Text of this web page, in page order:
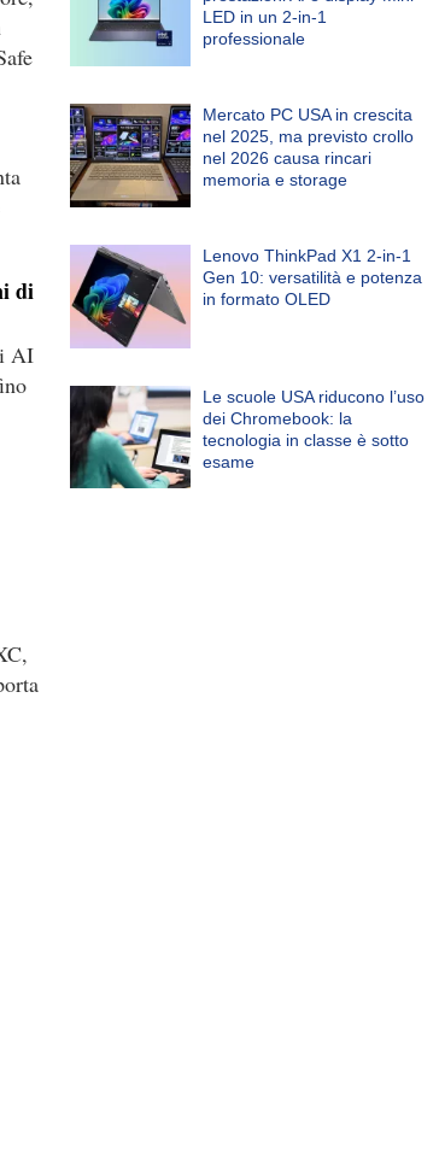
di
AI
LED in un 2-in-1
professionale
Mercato PC USA in crescita
nel 2025, ma previsto crollo
nel 2026 causa rincari
memoria e storage
Lenovo ThinkPad X1 2-in-1
Gen 10: versatilità e potenza
in formato OLED
Le scuole USA riducono l’uso
dei Chromebook: la
tecnologia in classe è sotto
esame